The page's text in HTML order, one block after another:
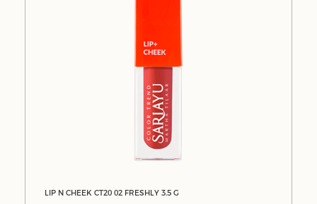
LIP N CHEEK CT20 02 FRESHLY 3.5 G